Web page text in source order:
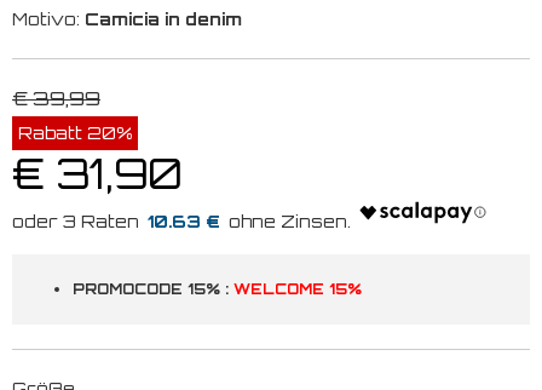
Motivo: Camicia in denim
€ 39,99
Rabatt 20%
€ 31,90
10.63 €
PROMOCODE 15% : WELCOME 15%